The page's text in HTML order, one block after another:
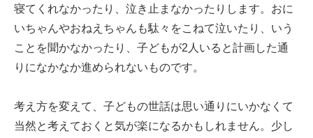
寝てくれなかったり、泣き止まなかったりします。おに
いちゃんやおねえちゃんも駄々をこねて泣いたり、いう
ことを聞かなかったり、子どもが2人いると計画した通
りになかなか進められないものです。
考え方を変えて、子どもの世話は思い通りにいかなくて
当然と考えておくと気が楽になるかもしれません。少し